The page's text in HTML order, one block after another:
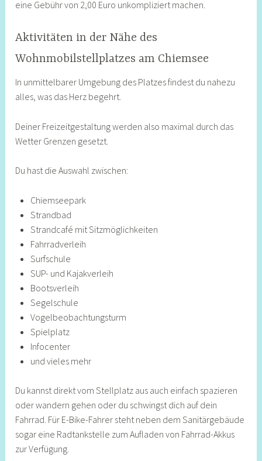
eine Gebühr von 2,00 Euro unkompliziert machen.
Aktivitäten in der Nähe des
Wohnmobilstellplatzes am Chiemsee
In unmittelbarer Umgebung des Platzes findest du nahezu
alles, was das Herz begehrt.
Deiner Freizeitgestaltung werden also maximal durch das
Wetter Grenzen gesetzt.
Du hast die Auswahl zwischen:
Chiemseepark
Strandbad
Strandcafé mit Sitzmöglichkeiten
Fahrradverleih
Surfschule
SUP- und Kajakverleih
Bootsverleih
Segelschule
Vogelbeobachtungsturm
Spielplatz
Infocenter
und vieles mehr
Du kannst direkt vom Stellplatz aus auch einfach spazieren
oder wandern gehen oder du schwingst dich auf dein
Fahrrad. Für E-Bike-Fahrer steht neben dem Sanitärgebäude
sogar eine Radtankstelle zum Aufladen von Fahrrad-Akkus
zur Verfügung.